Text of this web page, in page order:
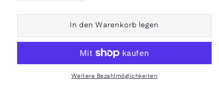
Menge
Bio
&quot;Frische
Minze&quot;
Menge
für
Bio
On
&quot;Frische
Minze&quot;
In den Warenkorb legen
Weitere Bezahlmöglichkeiten